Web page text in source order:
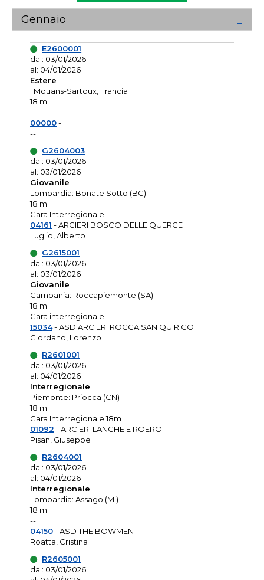
Gennaio
E2600001
dal: 03/01/2026
al: 04/01/2026
Estere
: Mouans-Sartoux, Francia
18 m
--
00000-
--
G2604003
dal: 03/01/2026
al: 03/01/2026
Giovanile
Lombardia: Bonate Sotto (BG)
18 m
Gara Interregionale
04161 - ARCIERI BOSCO DELLE QUERCE
Luglio, Alberto
G2615001
dal: 03/01/2026
al: 03/01/2026
Giovanile
Campania: Roccapiemonte (SA)
18 m
Gara interregionale
15034- ASD ARCIERI ROCCA SAN QUIRICO
Giordano, Lorenzo
R2601001
dal: 03/01/2026
al: 04/01/2026
Interregionale
Piemonte: Priocca (CN)
18 m
Gara Interregionale 18m
01092 - ARCIERI LANGHE E ROERO
Pisan, Giuseppe
R2604001
dal: 03/01/2026
al: 04/01/2026
Interregionale
Lombardia: Assago (MI)
18 m
--
04150- ASD THE BOWMEN
Roatta, Cristina
R2605001
dal: 03/01/2026